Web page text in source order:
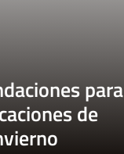
para
de